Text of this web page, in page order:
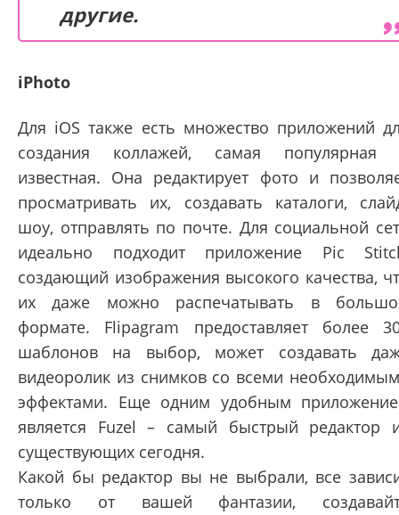
другие.
iPhoto
Для iOS также есть множество приложений
создания коллажей, самая популярная
известная. Она редактирует фото и
просматривать их, создавать каталоги,
шоу, отправлять по почте. Для социальной
идеально подходит приложение Pic
создающий изображения высокого качества,
их даже можно распечатывать в
формате. Flipagram предоставляет более
шаблонов на выбор, может создавать
видеоролик из снимков со всеми
эффектами. Еще одним удобным
является Fuzel – самый быстрый редактор
существующих сегодня.
Какой бы редактор вы не выбрали, все
только от вашей фантазии,